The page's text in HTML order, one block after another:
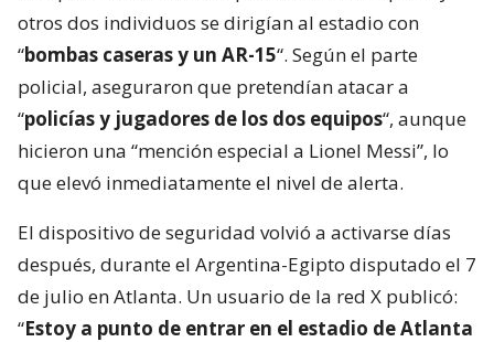
otros dos individuos se dirigían al estadio con
“bombas caseras y un AR-15“. Según el parte
policial, aseguraron que pretendían atacar a
“policías y jugadores de los dos equipos“, aunque
hicieron una “mención especial a Lionel Messi”, lo
que elevó inmediatamente el nivel de alerta.
El dispositivo de seguridad volvió a activarse días
después, durante el Argentina-Egipto disputado el 7
de julio en Atlanta. Un usuario de la red X publicó:
“Estoy a punto de entrar en el estadio de Atlanta